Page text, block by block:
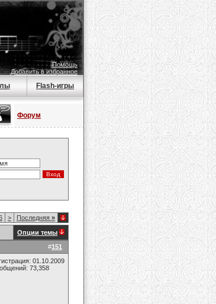
Помощь
Добавить в избранное
Flash-игры
Форум
> Последняя »
Опции темы
#151
01.10.2009
73,358